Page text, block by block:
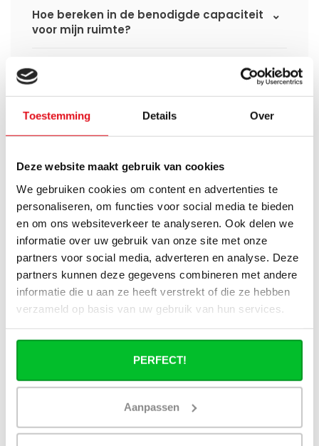
Toestemming Details Over
Deze website maakt gebruik van cookies
We gebruiken cookies om content en advertenties te
personaliseren, om functies voor social media te bieden
en om ons websiteverkeer te analyseren. Ook delen we
informatie over uw gebruik van onze site met onze
partners voor social media, adverteren en analyse. Deze
partners kunnen deze gegevens combineren met andere
informatie die u aan ze heeft verstrekt of die ze hebben
verzameld op basis van uw gebruik van hun services.
PERFECT!
Aanpassen
Hoe bereken in de benodigde capaciteit
voor mijn ruimte?
Kan ik de elektrische radiator later ook
als een cv radiator gebruiken?
Verbruikt een elektrische
handdoekradiator veel stroom?
Heb je een vraag over dit product ?
Simon helpt je graag en kan al je vragen beantwoorden.
Stuur een bericht
Levering uit eigen
Niet goed = Geld terug
winkel?
Nederland en België
kosten achteraf